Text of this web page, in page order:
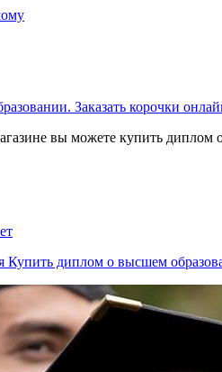
Заказать корочки
вы можете купить
Купить диплом о высшем